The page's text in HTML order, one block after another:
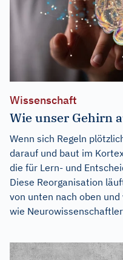
Wissenschaft
Wie unser Gehirn
Wenn sich Regeln
darauf und baut im
die für Lern- und
Diese Reorganisation
von unten nach oben
wie